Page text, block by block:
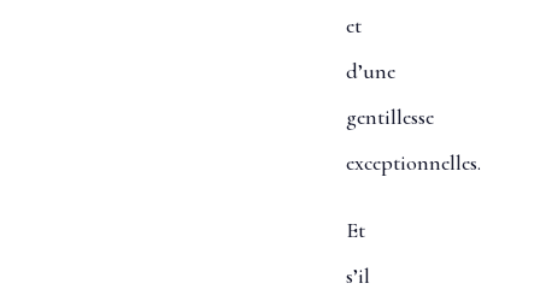
et
d’une
gentillesse
exceptionnelles.
Et
s’il